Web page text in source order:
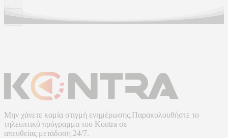
Μην χάνετε καμία στιγμή ενημέρωσης.Παρακολουθήστε το
τηλεοπτικό πρόγραμμα του Kontra σε
απευθείας μετάδοση 24/7.